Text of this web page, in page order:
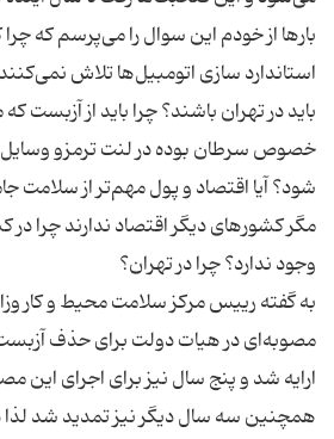
بار‌ها از خودم این سوال را می‌پرسم که چرا
استاندارد سازی اتومبیل‌ها تلاش
باید در تهران باشند؟ چرا باید از آزبست
خصوص سرطان بوده در لنت ترمزو وسایل
مگر کشورهای دیگر اقتصاد ندارند چرا در
مصوبه‌ای در هیات دولت برای حذف
ارایه شد و پنج سال نیز برای اجرای این